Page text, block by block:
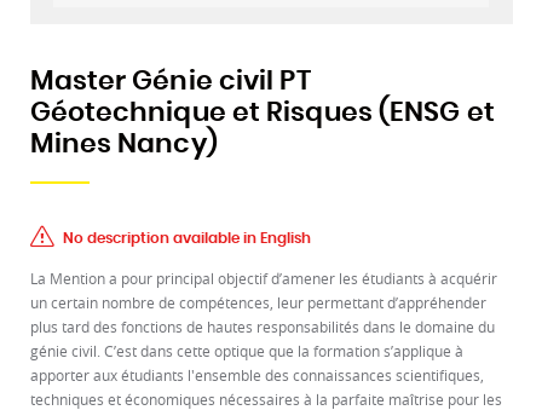
Master Génie civil PT
Géotechnique et Risques (ENSG et
Mines Nancy)
No description available in English
La Mention a pour principal objectif d’amener les étudiants à acquérir
un certain nombre de compétences, leur permettant d’appréhender
plus tard des fonctions de hautes responsabilités dans le domaine du
génie civil. C’est dans cette optique que la formation s’applique à
apporter aux étudiants l'ensemble des connaissances scientifiques,
techniques et économiques nécessaires à la parfaite maîtrise pour les